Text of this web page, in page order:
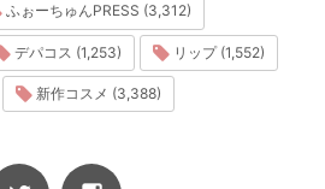
ふぉーちゅんPRESS (3,312)
デパコス (1,253) リップ (1,552)
新作コスメ (3,388)